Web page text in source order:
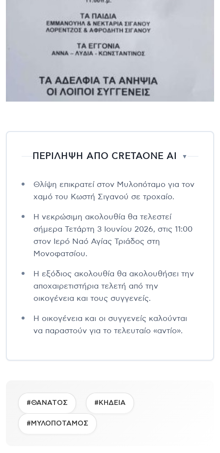
ΠΕΡΙΛΗΨΗ ΑΠΟ CRETAONE AI ▼
Θλίψη επικρατεί στον Μυλοπόταμο για τον
χαμό του Κωστή Σιγανού σε τροχαίο.
Η νεκρώσιμη ακολουθία θα τελεστεί
σήμερα Τετάρτη 3 Ιουνίου 2026, στις 11:00
στον Ιερό Ναό Αγίας Τριάδος στη
Μονοφατσίου.
Η εξόδιος ακολουθία θα ακολουθήσει την
αποχαιρετιστήρια τελετή από την
οικογένεια και τους συγγενείς.
Η οικογένεια και οι συγγενείς καλούνται
να παραστούν για το τελευταίο «αντίο».
#ΘΑΝΑΤΟΣ #ΚΗΔΕΙΑ
#ΜΥΛΟΠΟΤΑΜΟΣ